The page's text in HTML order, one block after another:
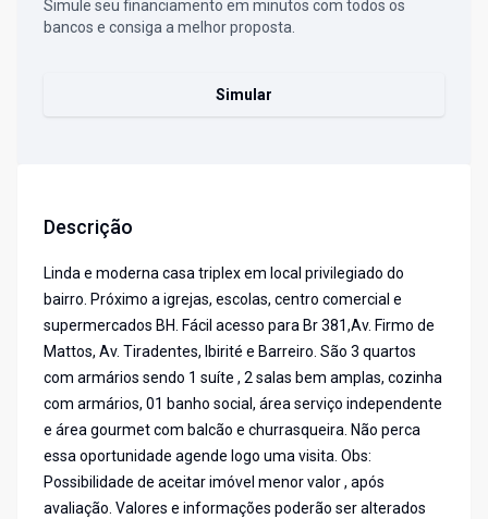
Simule seu financiamento em minutos com todos os
bancos e consiga a melhor proposta.
Simular
Descrição
Linda e moderna casa triplex em local privilegiado do
bairro. Próximo a igrejas, escolas, centro comercial e
supermercados BH. Fácil acesso para Br 381,Av. Firmo de
Mattos, Av. Tiradentes, Ibirité e Barreiro. São 3 quartos
com armários sendo 1 suíte , 2 salas bem amplas, cozinha
com armários, 01 banho social, área serviço independente
e área gourmet com balcão e churrasqueira. Não perca
essa oportunidade agende logo uma visita. Obs:
Possibilidade de aceitar imóvel menor valor , após
avaliação. Valores e informações poderão ser alterados